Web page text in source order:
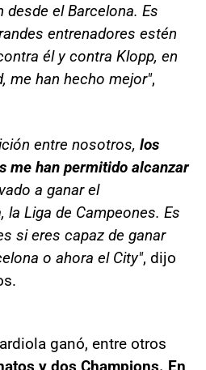
el Barcelona. Es
entrenadores estén
él y contra Klopp, en
me han hecho mejor",
entre nosotros, los
me han permitido alcanzar
a ganar el
la Liga de Campeones. Es
si eres capaz de ganar
o ahora el City", dijo
ganó, entre otros
y dos Champions. En